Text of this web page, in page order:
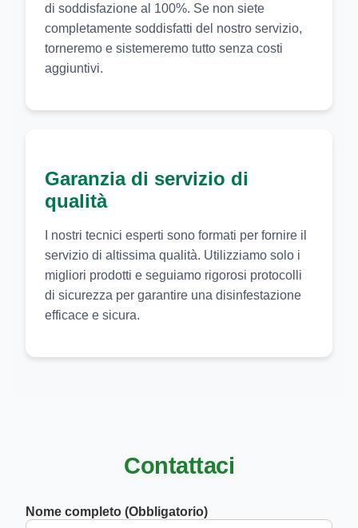
di soddisfazione al 100%. Se non siete
completamente soddisfatti del nostro servizio,
torneremo e sistemeremo tutto senza costi
aggiuntivi.
Garanzia di servizio di
qualità
I nostri tecnici esperti sono formati per fornire il
servizio di altissima qualità. Utilizziamo solo i
migliori prodotti e seguiamo rigorosi protocolli
di sicurezza per garantire una disinfestazione
efficace e sicura.
Contattaci
Nome completo (Obbligatorio)